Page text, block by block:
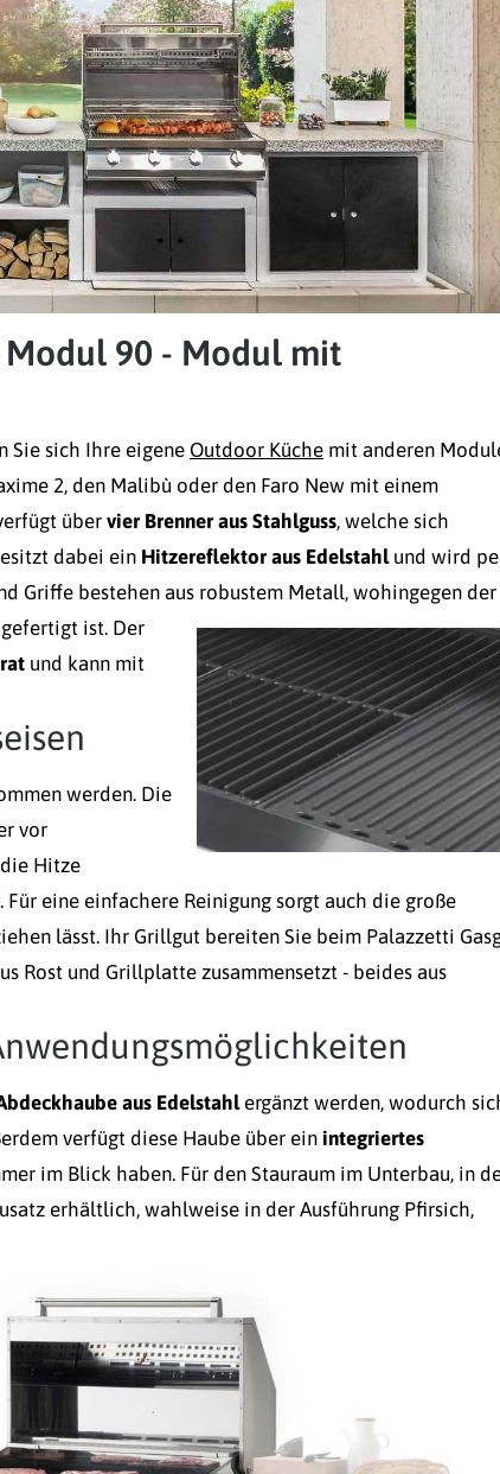
90 - Modul mit
Sie sich Ihre eigene Outdoor Küche mit anderen
2, den Malibù oder den Faro New mit einem
übervier Brenner aus Stahlguss, welche sich
dabei ein Hitzereflektor aus Edelstahlund wird
Griffe bestehen aus robustem Metall, wohingegen der
ist. Der
und kann mit
werden. Die
vor
Hitze
eine einfachere Reinigung sorgt auch die große
lässt. Ihr Grillgut bereiten Sie beim Palazzetti
Rost und Grillplatte zusammensetzt - beides aus
aus Edelstahlergänzt werden, wodurch
verfügt diese Haube über ein integriertes
im Blick haben. Für den Stauraum im Unterbau, in
erhältlich, wahlweise in der Ausführung Pfirsich,